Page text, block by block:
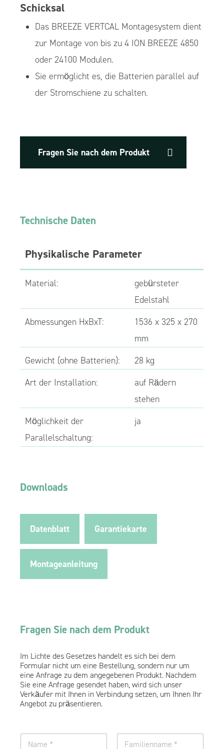
Schicksal
Das BREEZE VERTCAL Montagesystem dient
zur Montage von bis zu 4 ION BREEZE 4850
oder 24100 Modulen.
Sie ermöglicht es, die Batterien parallel auf
der Stromschiene zu schalten.
Fragen Sie nach dem Produkt
Technische Daten
Physikalische Parameter
Material:
gebürsteter
Edelstahl
Abmessungen HxBxT:
1536 x 325 x 270
mm
Gewicht (ohne Batterien):
28 kg
Art der Installation:
auf Rädern
stehen
Möglichkeit der
Parallelschaltung:
ja
Downloads
Datenblatt Garantiekarte
Montageanleitung
Fragen Sie nach dem Produkt
Im Lichte des Gesetzes handelt es sich bei dem
Formular nicht um eine Bestellung, sondern nur um
eine Anfrage zu dem angegebenen Produkt. Nachdem
Sie eine Anfrage gesendet haben, wird sich unser
Verkäufer mit Ihnen in Verbindung setzen, um Ihnen Ihr
Angebot zu präsentieren.
V